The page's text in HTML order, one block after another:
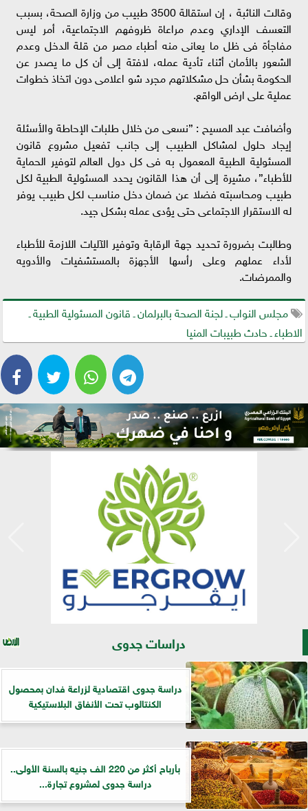
وقالت النائبة ، إن استقالة 3500 طبيب من وزارة الصحة، بسبب
التعسف الإداري وعدم مراعاة ظروفهم الاجتماعية، أمر ليس
مفاجأة فى ظل ما يعانى منه أطباء مصر من قلة الدخل وعدم
الشعور بالأمان أثناء تأدية عمله، لافتة إلى أن كل ما يصدر عن
الحكومة بشأن حل مشكلاتهم مجرد شو اعلامى دون اتخاذ خطوات
عملية على ارض الواقع.
وأضافت عبد المسيح : ”نسعى من خلال طلبات الإحاطة والأسئلة
إيجاد حلول لمشاكل الطبيب إلى جانب تفعيل مشروع قانون
المسئولية الطبية المعمول به فى كل دول العالم لتوفير الحماية
للأطباء”، مشيرة إلى أن هذا القانون يحدد المسئولية الطبية لكل
طبيب ومحاسبته فضلا عن ضمان دخل مناسب لكل طبيب يوفر
له الاستقرار الاجتماعى حتى يؤدى عمله بشكل جيد.
وطالبت بضرورة تحديد جهة الرقابة وتوفير الآليات اللازمة للأطباء
لأداء عملهم وعلى رأسها الأجهزة بالمستشفيات والأدويه
والممرضات.
مجلس النواب ـ لجنة الصحة بالبرلمان ـ قانون المسئولية الطبية ـ
الاطباء ـ حادث طبيبات المنيا
دراسات جدوى
دراسة جدوى اقتصادية لزراعة فدان بمحصول
الكنتالوب تحت الأنفاق البلاستيكية
بأرباح أكثر من 220 الف جنيه بالسنة الأولى..
دراسة جدوى لمشروع تجارة...